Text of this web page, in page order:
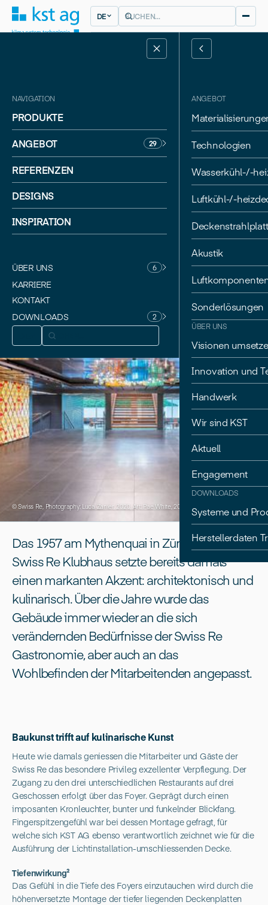
DE
NAVIGATION
PRODUKTE
ANGEBOT
29
REFERENZEN
DESIGNS
INSPIRATION
ÜBER UNS 6
KARRIERE
KONTAKT
DOWNLOADS
2
ANGEBOT
Technologien
Wasserkühl-/-
Luftkühl-/-
Akustik
Sonderlösungen
ÜBER UNS
Visionen
Innovation und
Handwerk
Wir sind KST
Aktuell
Engagement
DOWNLOADS
Systeme und
Herstellerdaten
ZÜRICH
Swiss Re Klubhaus
© Swiss Re, Photography: Luca Zanier, 2020, Art: Pae White, 2020
Das 1957 am Mythenquai in Zürich eröffnete
Swiss Re Klubhaus setzte bereits damals
einen markanten Akzent: architektonisch und
kulinarisch. Über die Jahre wurde das
Gebäude immer wieder an die sich
verändernden Bedürfnisse der Swiss Re
Gastronomie, aber auch an das
Wohlbefinden der Mitarbeitenden angepasst.
Baukunst trifft auf kulinarische Kunst
Heute wie damals geniessen die Mitarbeiter und Gäste der
Swiss Re das besondere Privileg exzellenter Verpflegung. Der
Zugang zu den drei unterschiedlichen Restaurants auf drei
Geschossen erfolgt über das Foyer. Geprägt durch einen
imposanten Kronleuchter, bunter und funkelnder Blickfang.
Fingerspitzengefühl war bei dessen Montage gefragt, für
welche sich KST AG ebenso verantwortlich zeichnet wie für die
Ausführung der Lichtinstallation-umschliessenden Decke.
Tiefenwirkung²
Das Gefühl in die Tiefe des Foyers einzutauchen wird durch die
höhenversetzte Montage der tiefer liegenden Deckenplatten